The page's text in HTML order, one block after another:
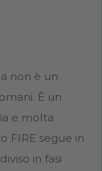
non è un
È un
e molta
FIRE segue in
in fasi